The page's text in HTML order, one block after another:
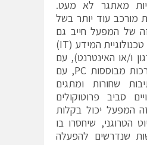
מאתגר לא מעט.
מורכב עוד יותר בשל
של המפעל חייב גם
לתקשר עם רשת טכנולוגיית המידע (IT)
ו/או האינטרנט), עם
שילובים של מערכות מבוססות PC, עם
שחורות ומתגים
סביב פרוטוקולים
המפעל יכול בקלות
הטרוגני, שיחסרו בו
שנדרשים להפעלה